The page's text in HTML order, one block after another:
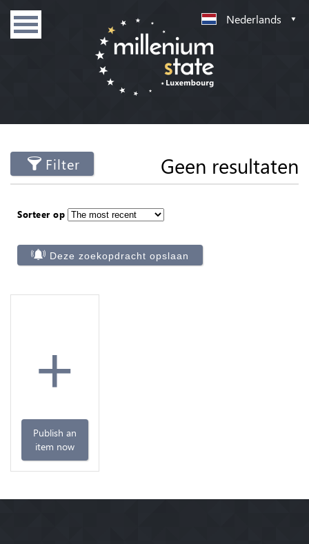
Nederlands
Filter Geen resultaten
Sorteer op
Deze zoekopdracht opslaan
+
Publish an
item now